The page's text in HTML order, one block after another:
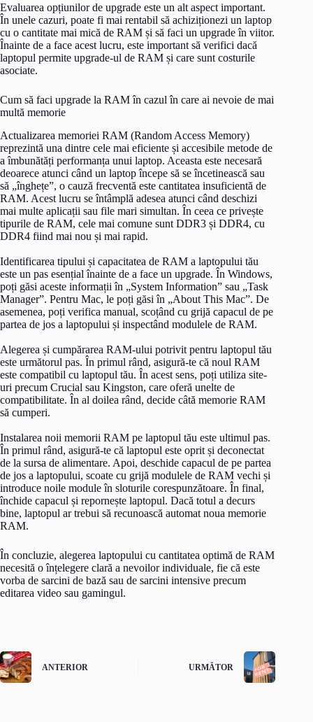
Evaluarea opțiunilor de upgrade este un alt aspect important.
În unele cazuri, poate fi mai rentabil să achiziționezi un laptop
cu o cantitate mai mică de RAM și să faci un upgrade în viitor.
Înainte de a face acest lucru, este important să verifici dacă
laptopul permite upgrade-ul de RAM și care sunt costurile
asociate.
Cum să faci upgrade la RAM în cazul în care ai nevoie de mai
multă memorie
Actualizarea memoriei RAM (Random Access Memory)
reprezintă una dintre cele mai eficiente și accesibile metode de
a îmbunătăți performanța unui laptop. Aceasta este necesară
deoarece atunci când un laptop începe să se încetinească sau
să „înghețe”, o cauză frecventă este cantitatea insuficientă de
RAM. Acest lucru se întâmplă adesea atunci când deschizi
mai multe aplicații sau file mari simultan. În ceea ce privește
tipurile de RAM, cele mai comune sunt DDR3 și DDR4, cu
DDR4 fiind mai nou și mai rapid.
Identificarea tipului și capacitatea de RAM a laptopului tău
este un pas esențial înainte de a face un upgrade. În Windows,
poți găsi aceste informații în „System Information” sau „Task
Manager”. Pentru Mac, le poți găsi în „About This Mac”. De
asemenea, poți verifica manual, scoțând cu grijă capacul de pe
partea de jos a laptopului și inspectând modulele de RAM.
Alegerea și cumpărarea RAM-ului potrivit pentru laptopul tău
este următorul pas. În primul rând, asigură-te că noul RAM
este compatibil cu laptopul tău. În acest sens, poți utiliza site-
uri precum Crucial sau Kingston, care oferă unelte de
compatibilitate. În al doilea rând, decide câtă memorie RAM
să cumperi.
Instalarea noii memorii RAM pe laptopul tău este ultimul pas.
În primul rând, asigură-te că laptopul este oprit și deconectat
de la sursa de alimentare. Apoi, deschide capacul de pe partea
de jos a laptopului, scoate cu grijă modulele de RAM vechi și
introduce noile module în sloturile corespunzătoare. În final,
închide capacul și repornește laptopul. Dacă totul a decurs
bine, laptopul ar trebui să recunoască automat noua memorie
RAM.
În concluzie, alegerea laptopului cu cantitatea optimă de RAM
necesită o înțelegere clară a nevoilor individuale, fie că este
vorba de sarcini de bază sau de sarcini intensive precum
editarea video sau gamingul.
ANTERIOR URMĂTOR